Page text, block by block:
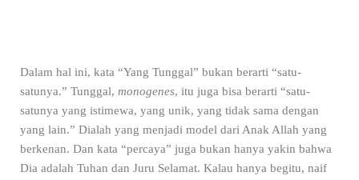
Dalam hal ini, kata “Yang Tunggal” bukan berarti “satu-
satunya.” Tunggal, monogenes, itu juga bisa berarti “satu-
satunya yang istimewa, yang unik, yang tidak sama dengan
yang lain.” Dialah yang menjadi model dari Anak Allah yang
berkenan. Dan kata “percaya” juga bukan hanya yakin bahwa
Dia adalah Tuhan dan Juru Selamat. Kalau hanya begitu, naif